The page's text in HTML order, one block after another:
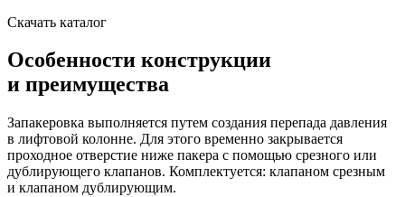
Скачать каталог
Особенности конструкции
и преимущества
Запакеровка выполняется путем создания перепада давления
в лифтовой колонне. Для этого временно закрывается
проходное отверстие ниже пакера с помощью срезного или
дублирующего клапанов. Комплектуется: клапаном срезным
и клапаном дублирующим.